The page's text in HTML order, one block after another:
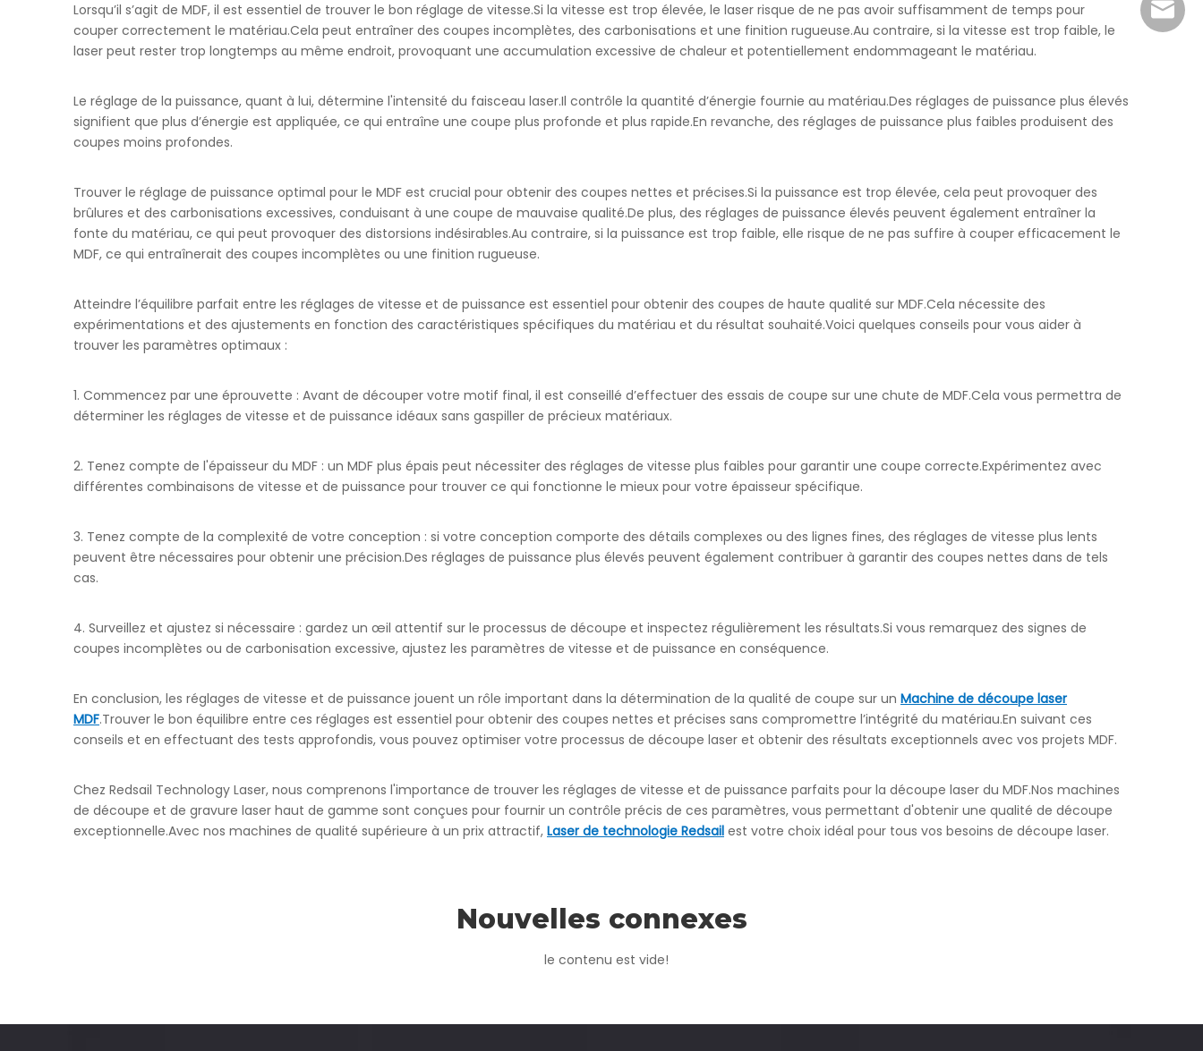
Lorsqu’il s’agit de MDF, il est essentiel de trouver le bon réglage de vitesse.Si la vitesse est trop élevée, le laser risque de ne pas avoir suffisamment de temps pour
couper correctement le matériau.Cela peut entraîner des coupes incomplètes, des carbonisations et une finition rugueuse.Au contraire, si la vitesse est trop faible, le
laser peut rester trop longtemps au même endroit, provoquant une accumulation excessive de chaleur et potentiellement endommageant le matériau.
Le réglage de la puissance, quant à lui, détermine l'intensité du faisceau laser.Il contrôle la quantité d’énergie fournie au matériau.Des réglages de puissance plus élevés
signifient que plus d’énergie est appliquée, ce qui entraîne une coupe plus profonde et plus rapide.En revanche, des réglages de puissance plus faibles produisent des
coupes moins profondes.
Trouver le réglage de puissance optimal pour le MDF est crucial pour obtenir des coupes nettes et précises.Si la puissance est trop élevée, cela peut provoquer des
brûlures et des carbonisations excessives, conduisant à une coupe de mauvaise qualité.De plus, des réglages de puissance élevés peuvent également entraîner la
fonte du matériau, ce qui peut provoquer des distorsions indésirables.Au contraire, si la puissance est trop faible, elle risque de ne pas suffire à couper efficacement le
MDF, ce qui entraînerait des coupes incomplètes ou une finition rugueuse.
Atteindre l’équilibre parfait entre les réglages de vitesse et de puissance est essentiel pour obtenir des coupes de haute qualité sur MDF.Cela nécessite des
expérimentations et des ajustements en fonction des caractéristiques spécifiques du matériau et du résultat souhaité.Voici quelques conseils pour vous aider à
trouver les paramètres optimaux :
1. Commencez par une éprouvette : Avant de découper votre motif final, il est conseillé d’effectuer des essais de coupe sur une chute de MDF.Cela vous permettra de
déterminer les réglages de vitesse et de puissance idéaux sans gaspiller de précieux matériaux.
2. Tenez compte de l'épaisseur du MDF : un MDF plus épais peut nécessiter des réglages de vitesse plus faibles pour garantir une coupe correcte.Expérimentez avec
différentes combinaisons de vitesse et de puissance pour trouver ce qui fonctionne le mieux pour votre épaisseur spécifique.
3. Tenez compte de la complexité de votre conception : si votre conception comporte des détails complexes ou des lignes fines, des réglages de vitesse plus lents
peuvent être nécessaires pour obtenir une précision.Des réglages de puissance plus élevés peuvent également contribuer à garantir des coupes nettes dans de tels
cas.
4. Surveillez et ajustez si nécessaire : gardez un œil attentif sur le processus de découpe et inspectez régulièrement les résultats.Si vous remarquez des signes de
coupes incomplètes ou de carbonisation excessive, ajustez les paramètres de vitesse et de puissance en conséquence.
En conclusion, les réglages de vitesse et de puissance jouent un rôle important dans la détermination de la qualité de coupe sur un Machine de découpe laser
MDF.Trouver le bon équilibre entre ces réglages est essentiel pour obtenir des coupes nettes et précises sans compromettre l’intégrité du matériau.En suivant ces
conseils et en effectuant des tests approfondis, vous pouvez optimiser votre processus de découpe laser et obtenir des résultats exceptionnels avec vos projets MDF.
Chez Redsail Technology Laser, nous comprenons l'importance de trouver les réglages de vitesse et de puissance parfaits pour la découpe laser du MDF.Nos machines
de découpe et de gravure laser haut de gamme sont conçues pour fournir un contrôle précis de ces paramètres, vous permettant d'obtenir une qualité de découpe
exceptionnelle.Avec nos machines de qualité supérieure à un prix attractif, Laser de technologie Redsail est votre choix idéal pour tous vos besoins de découpe laser.
Nouvelles connexes
le contenu est vide!